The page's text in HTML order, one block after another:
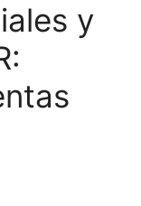
y